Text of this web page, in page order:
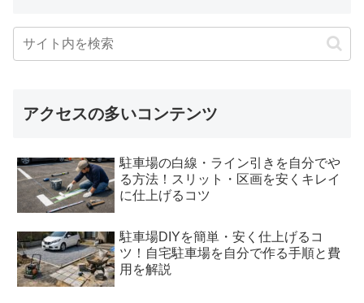
アクセスの多いコンテンツ
駐車場の白線・ライン引きを自分でや
る方法！スリット・区画を安くキレイ
に仕上げるコツ
駐車場DIYを簡単・安く仕上げるコ
ツ！自宅駐車場を自分で作る手順と費
用を解説